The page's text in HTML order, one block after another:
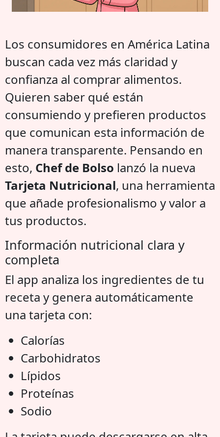
Los consumidores en América Latina
buscan cada vez más claridad y
confianza al comprar alimentos.
Quieren saber qué están
consumiendo y prefieren productos
que comunican esta información de
manera transparente. Pensando en
esto, Chef de Bolso lanzó la nueva
Tarjeta Nutricional, una herramienta
que añade profesionalismo y valor a
tus productos.
Información nutricional clara y
completa
El app analiza los ingredientes de tu
receta y genera automáticamente
una tarjeta con:
Calorías
Carbohidratos
Lípidos
Proteínas
Sodio